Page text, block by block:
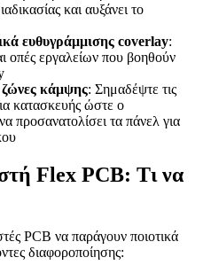
και αυξάνει το
ευθυγράμμισης coverlay:
οπές εργαλείων που βοηθούν
ζώνες κάμψης: Σημαδέψτε τις
κατασκευής ώστε ο
προσανατολίσει τα πάνελ για
Flex PCB: Τι να
PCB να παράγουν ποιοτικά
διαφοροποίησης: